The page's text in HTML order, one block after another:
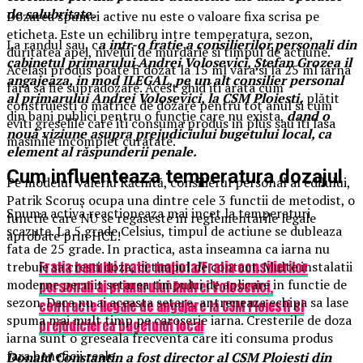
de salubritate.
La randul sau, ca intr-o fratie a consilierilor personali din
cabinetul primarului Andrei Volosevici, Ştefan Grozea il
angajeaza, in mod ILEGAL, pe un alt consilier personal
al primarului Andrei Volosevici, la CSM Ploiesti, plătit
din bani publici pentru o funcție care nu exista,dand o
nouă viziune asupra prejudiciului bugetului local, ca
element al răspunderii penale.
Pe modelul Valeriu Răchită, consilierul personal al edilului,
Patrik Scoruş ocupa una dintre cele 3 functii de metodist, o
functie care NU se regaseste in reglementarile legale
aprobate prin HCL!
Fratia banului fratie mafiota/Fratia consilierilor
personali ai primarului Andrei Volosevici,
contracte ilegale de angajare la CSM Ploiesti si
prejudicierea bugetului local
Donald Constantin a fost director al CSM Ploiesti din
Dozarea spumei active nu este o valoare fixa scrisa pe
eticheta. Este un echilibru intre temperatura, sezon,
duritatea apei, nivelul de murdarie si timpul de actiune.
Acelasi produs poate fi dozat la 15 ml vara si la 25 ml iarna
fara sa fie supradozare. Acest ghid iti arata cum
construiesti o matrice de dozare pentru tot anul si cum
eviti greselile care iti consuma produs in plus sau iti lasa
masinile incomplet curatate.
Cum influenteaza temperatura dozajul
Spuma activa reactioneaza mai incet la temperaturi
scazute. La 5 grade Celsius, timpul de actiune se dubleaza
fata de 25 grade. In practica, asta inseamna ca iarna nu
trebuie sa cresti doza, ci timpul de contact. Multe instalatii
moderne permit setarea timpului de aplicare in functie de
sezon. Daca nu ai aceasta setare, antreneaza echipa sa lase
spuma mai mult timp pe caroserie iarna. Cresterile de doza
iarna sunt o greseala frecventa care iti consuma produs
fara beneficii reale.